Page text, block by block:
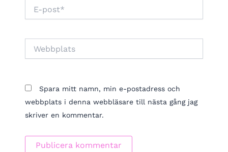
post*
Spara mitt namn, min e-postadress och
webbplats i denna webbläsare till nästa gång jag
skriver en kommentar.